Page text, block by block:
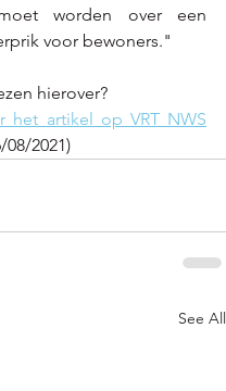
worden over een
voor bewoners."
hierover?
het artikel op VRT NWS
2021)
See All